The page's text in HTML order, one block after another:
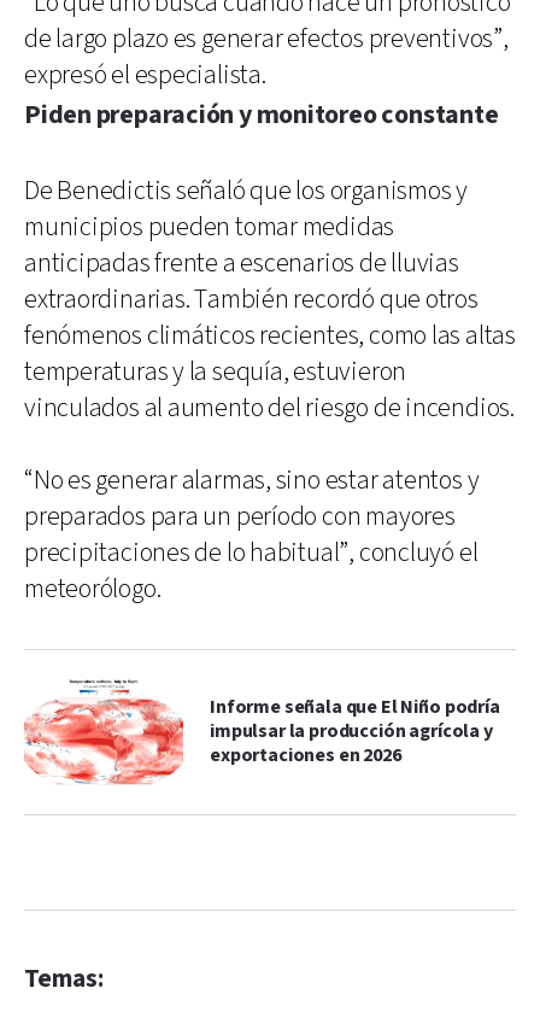
de largo plazo es generar efectos preventivos”,
expresó el especialista.
Piden preparación y monitoreo constante
De Benedictis señaló que los organismos y
municipios pueden tomar medidas
anticipadas frente a escenarios de lluvias
extraordinarias. También recordó que otros
fenómenos climáticos recientes, como las altas
temperaturas y la sequía, estuvieron
vinculados al aumento del riesgo de incendios.
“No es generar alarmas, sino estar atentos y
preparados para un período con mayores
precipitaciones de lo habitual”, concluyó el
meteorólogo.
Informe señala que El Niño podría
impulsar la producción agrícola y
exportaciones en 2026
Temas: